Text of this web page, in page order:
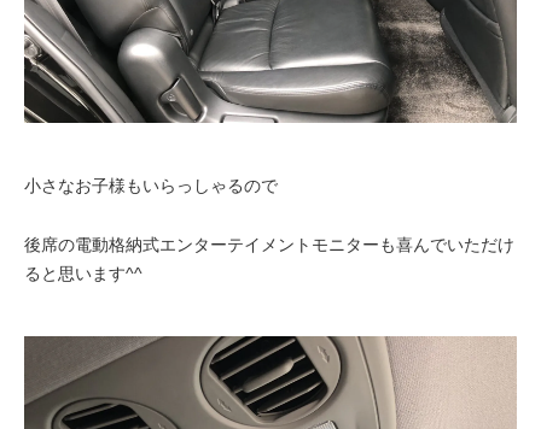
小さなお子様もいらっしゃるので
後席の電動格納式エンターテイメントモニターも喜んでいただけ
ると思います^^